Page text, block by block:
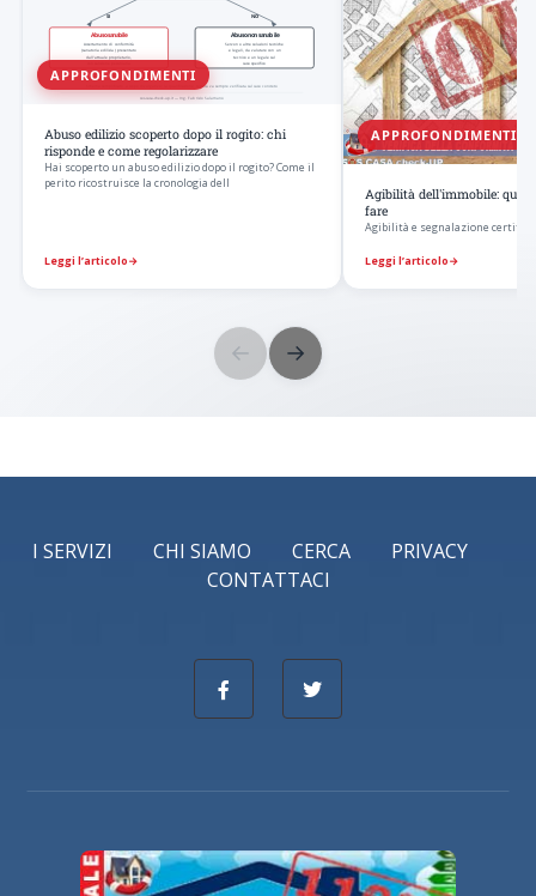
APPROFONDIMENTI
Abuso edilizio scoperto dopo il rogito: chi
risponde e come regolarizzare
Hai scoperto un abuso edilizio dopo il rogito? Come il
perito ricostruisce la cronologia dell
Leggi l’articolo→
APPROFONDIMENTI
Agibilità dell'immobile:
fare
Agibilità e segnalazione
Leggi l’articolo→
← →
I SERVIZI CHI SIAMO CERCA
PRIVACY
CONTATTACI